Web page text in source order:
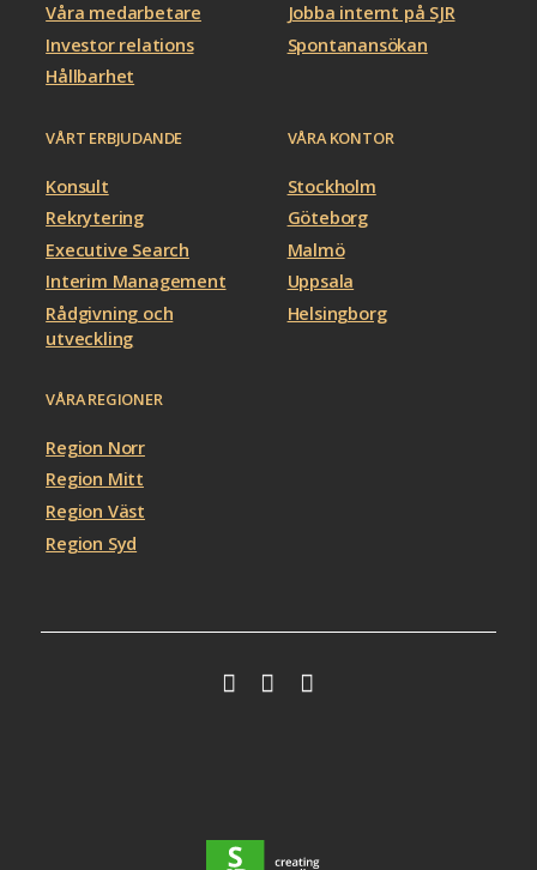
Våra medarbetare
Investor relations
Hållbarhet
Jobba internt på SJR
Spontanansökan
VÅRT ERBJUDANDE
Konsult
Rekrytering
Executive Search
Interim Management
Rådgivning och
utveckling
VÅRA KONTOR
Stockholm
Göteborg
Malmö
Uppsala
Helsingborg
VÅRA REGIONER
Region Norr
Region Mitt
Region Väst
Region Syd